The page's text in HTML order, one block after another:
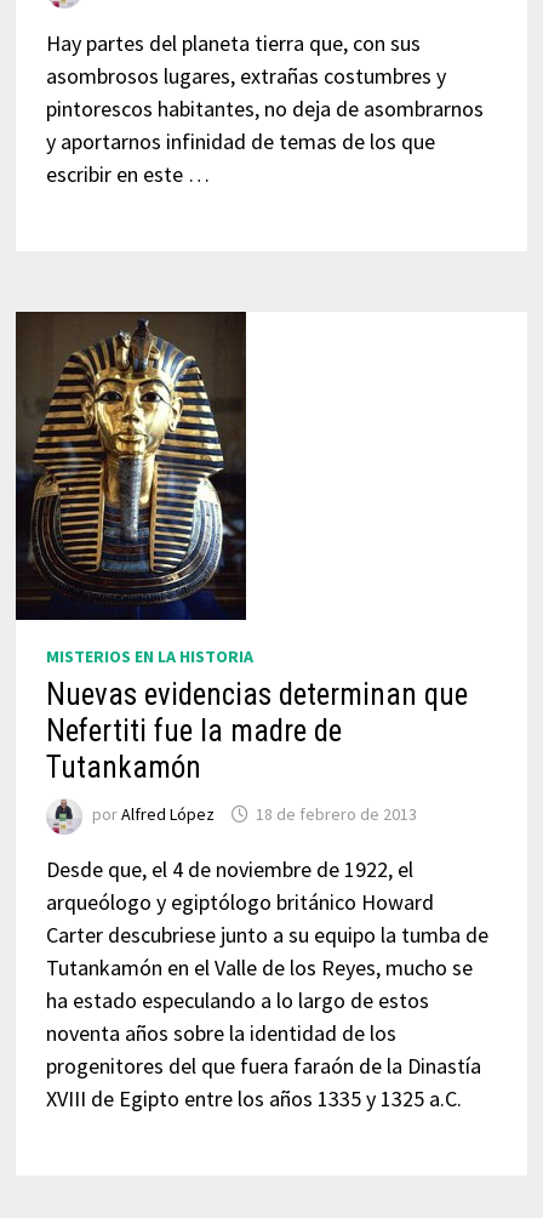
Hay partes del planeta tierra que, con sus
asombrosos lugares, extrañas costumbres y
pintorescos habitantes, no deja de asombrarnos
y aportarnos infinidad de temas de los que
escribir en este …
MISTERIOS EN LA HISTORIA
Nuevas evidencias determinan que
Nefertiti fue la madre de
Tutankamón
porAlfred López 18 de febrero de 2013
Desde que, el 4 de noviembre de 1922, el
arqueólogo y egiptólogo británico Howard
Carter descubriese junto a su equipo la tumba de
Tutankamón en el Valle de los Reyes, mucho se
ha estado especulando a lo largo de estos
noventa años sobre la identidad de los
progenitores del que fuera faraón de la Dinastía
XVIII de Egipto entre los años 1335 y 1325 a.C.